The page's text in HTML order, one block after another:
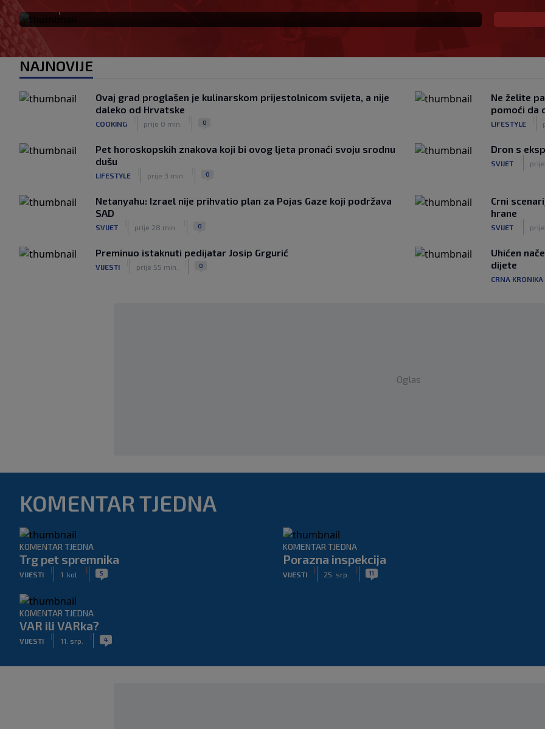
NAJNOVIJE
Ovaj grad proglašen je kulinarskom prijestolnicom svijeta, a nije
daleko od Hrvatske
COOKING prije 0 min. 0
Ne želite
pomoći da
LIFESTYLE
Pet horoskopskih znakova koji bi ovog ljeta pronaći svoju srodnu
dušu
LIFESTYLE prije 3 min. 0
Dron s
SVIJET prije
Netanyahu: Izrael nije prihvatio plan za Pojas Gaze koji podržava
SAD
SVIJET prije 28 min. 0
Crni
hrane
SVIJET
Preminuo istaknuti pedijatar Josip Grgurić
VIJESTI prije 55 min. 0
Uhićen
dijete
CRNA KRONIKA
Oglas
KOMENTAR TJEDNA
KOMENTAR TJEDNA
Trg pet spremnika
VIJESTI
|
1. kol.
| 5
KOMENTAR TJEDNA
Porazna inspekcija
VIJESTI
|
25. srp.
| 11
KOMENTAR TJEDNA
VAR ili VARka?
VIJESTI
|
11. srp.
| 4